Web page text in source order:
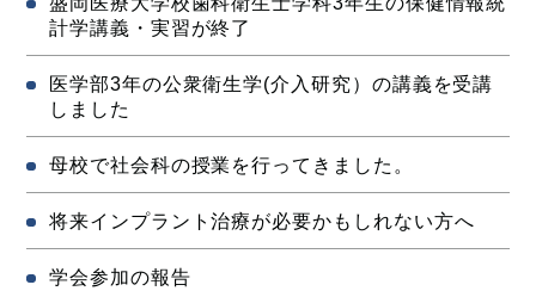
計学講義・実習が終了
医学部3年の公衆衛生学(介入研究）の講義を受講
しました
母校で社会科の授業を行ってきました。
将来インプラント治療が必要かもしれない方へ
学会参加の報告